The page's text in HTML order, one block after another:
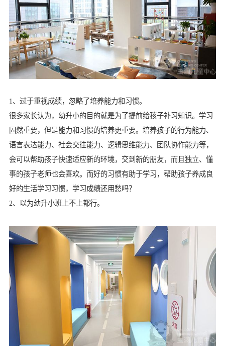
1、过于重视成绩，忽略了培养能力和习惯。
很多家长认为，幼升小的目的就是为了提前给孩子补习知识。学习
固然重要，但是能力和习惯的培养更重要。培养孩子的行为能力、
语言表达能力、社会交往能力、逻辑思维能力、团队协作能力等，
会可以帮助孩子快速适应新的环境，交到新的朋友，而且独立、懂
事的孩子老师也会喜欢。而好的习惯有助于学习，帮助孩子养成良
好的生活学习习惯，学习成绩还用愁吗？
2、以为幼升小班上不上都行。